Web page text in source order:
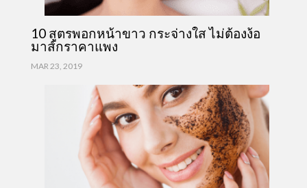
10 สูตรพอกหน้าขาว กระจ่างใส ไม่ต้องง้อ
มาส์กราคาแพง
MAR 23, 2019